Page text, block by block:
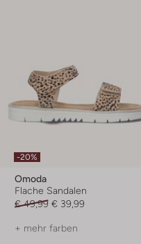
-20%
Omoda
Flache Sandalen
€ 49,99 € 39,99
+ mehr farben